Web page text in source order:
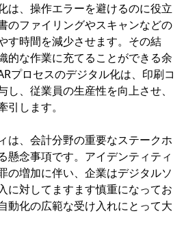
は、操作エラーを避けるのに役立
のファイリングやスキャンなどの
す時間を減少させます。その結
的な作業に充てることができる余
プロセスのデジタル化は、印刷コ
し、従業員の生産性を向上させ、
します。
は、会計分野の重要なステークホ
懸念事項です。アイデンティティ
の増加に伴い、企業はデジタルソ
に対してますます慎重になってお
動化の広範な受け入れにとって大